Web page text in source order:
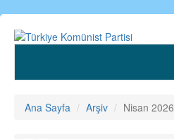
Ana
içeriğe
Ana Sayfa Arşiv Nisan 2026